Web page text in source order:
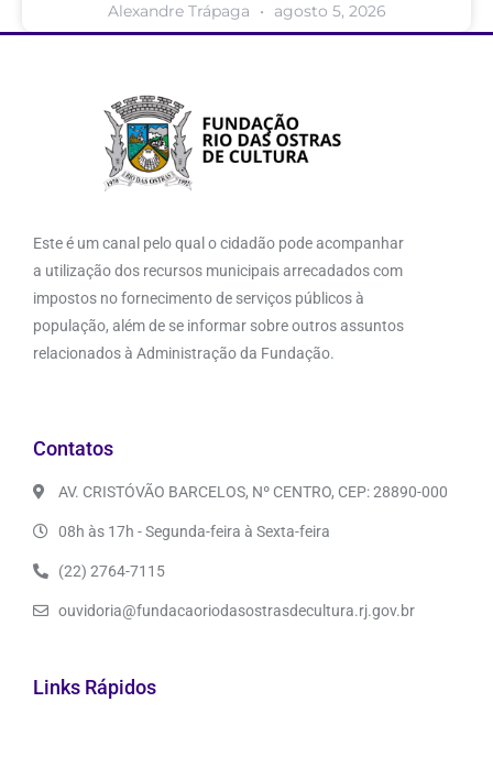
Alexandre Trápaga agosto 5, 2026
Este é um canal pelo qual o cidadão pode acompanhar
a utilização dos recursos municipais arrecadados com
impostos no fornecimento de serviços públicos à
população, além de se informar sobre outros assuntos
relacionados à Administração da Fundação.
Contatos
AV. CRISTÓVÃO BARCELOS, Nº CENTRO, CEP: 28890-000
08h às 17h - Segunda-feira à Sexta-feira
(22) 2764-7115
ouvidoria@fundacaoriodasostrasdecultura.rj.gov.br
Links Rápidos